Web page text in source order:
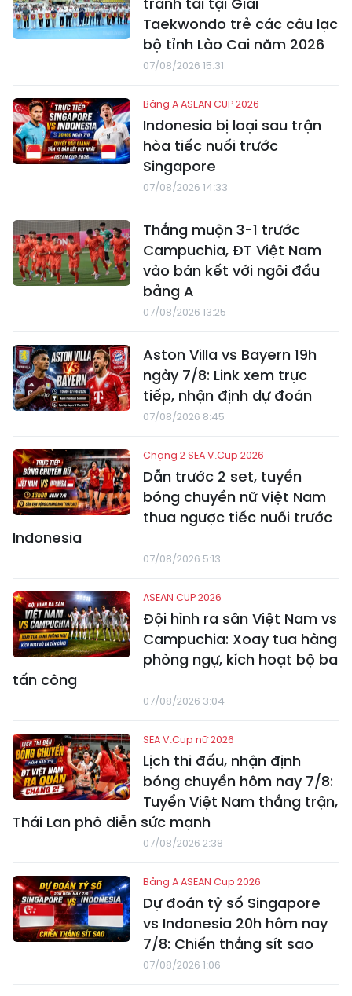
Taekwondo trẻ các câu lạc
bộ tỉnh Lào Cai năm 2026
07/08/2026 15:31
Bảng A ASEAN CUP 2026
Indonesia bị loại sau trận
hòa tiếc nuối trước
Singapore
07/08/2026 14:33
Thắng muộn 3-1 trước
Campuchia, ĐT Việt Nam
vào bán kết với ngôi đầu
bảng A
07/08/2026 13:25
Aston Villa vs Bayern 19h
ngày 7/8: Link xem trực
tiếp, nhận định dự đoán
07/08/2026 8:45
Chặng 2 SEA V.Cup 2026
Dẫn trước 2 set, tuyển
bóng chuyền nữ Việt Nam
thua ngược tiếc nuối trước
Indonesia
07/08/2026 5:13
ASEAN CUP 2026
Đội hình ra sân Việt Nam vs
Campuchia: Xoay tua hàng
phòng ngự, kích hoạt bộ ba
tấn công
07/08/2026 3:04
SEA V.Cup nữ 2026
Lịch thi đấu, nhận định
bóng chuyền hôm nay 7/8:
Tuyển Việt Nam thắng trận,
Thái Lan phô diễn sức mạnh
07/08/2026 2:38
Bảng A ASEAN Cup 2026
Dự đoán tỷ số Singapore
vs Indonesia 20h hôm nay
7/8: Chiến thắng sít sao
07/08/2026 1:06